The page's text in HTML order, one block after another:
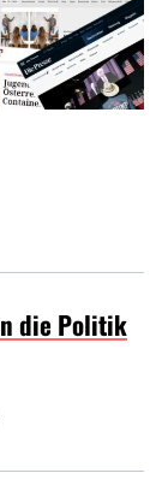
die Politik